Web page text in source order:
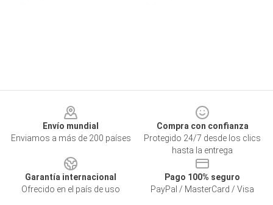
Envío mundial
Enviamos a más de 200 países
Compra con confianza
Protegido 24/7 desde los clics
hasta la entrega
Garantía internacional
Ofrecido en el país de uso
Pago 100% seguro
PayPal / MasterCard / Visa